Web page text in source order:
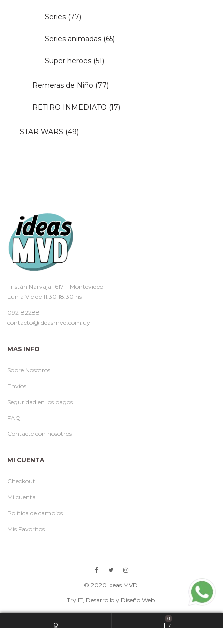
Series (77)
Series animadas (65)
Super heroes (51)
Remeras de Niño (77)
RETIRO INMEDIATO (17)
STAR WARS (49)
Tristán Narvaja 1617 – Montevideo
Lun a Vie de 11.30 18.30 hs
092182288
contacto@ideasmvd.com.uy
MAS INFO
Sobre Nosotros
Envíos
Seguridad en los pagos
FAQ
Contacte con nosotros
MI CUENTA
Checkout
Mi cuenta
Política de cambios
Mis Favoritos
© 2020 Ideas MVD.
Try IT, Desarrollo y Diseño Web.
0